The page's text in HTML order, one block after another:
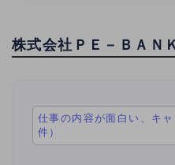
株式会社ＰＥ－ＢＡＮ
仕事の内容が面白い、キ
件）